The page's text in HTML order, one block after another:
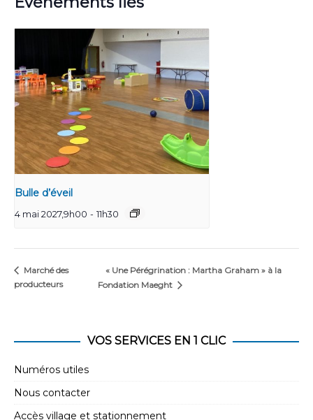
Bulle d’éveil
4 mai 2027,9h00 - 11h30
Marché des
producteurs
« Une Pérégrination : Martha Graham » à la
Fondation Maeght
VOS SERVICES EN 1 CLIC
Numéros utiles
Nous contacter
Accès village et stationnement